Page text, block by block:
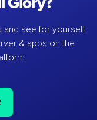
and see for yourself
& apps on the